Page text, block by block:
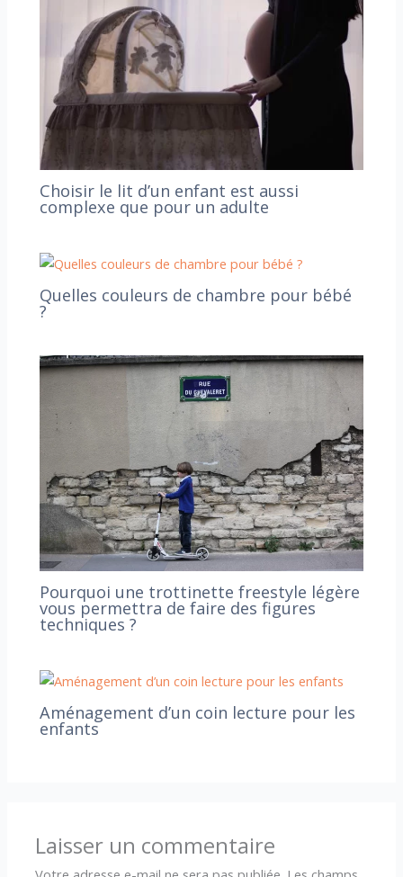
Choisir le lit d’un enfant est aussi
complexe que pour un adulte
Quelles couleurs de chambre pour bébé
?
Pourquoi une trottinette freestyle légère
vous permettra de faire des figures
techniques ?
Aménagement d’un coin lecture pour les
enfants
Laisser un commentaire